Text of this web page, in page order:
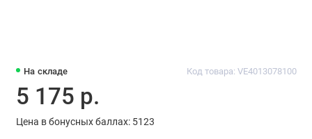
На складе Код товара: VE4013078100
5 175 р.
Цена в бонусных баллах: 5123